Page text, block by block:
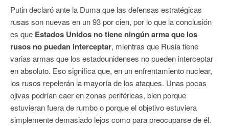
Putin declaró ante la Duma que las defensas estratégicas
rusas son nuevas en un 93 por cien, por lo que la conclusión
es que Estados Unidos no tiene ningún arma que los
rusos no puedan interceptar, mientras que Rusia tiene
varias armas que los estadounidenses no pueden interceptar
en absoluto. Eso significa que, en un enfrentamiento nuclear,
los rusos repelerán la mayoría de los ataques. Unas pocas
ojivas podrían caer en zonas periféricas, bien porque
estuvieran fuera de rumbo o porque el objetivo estuviera
simplemente demasiado lejos como para preocuparse de él.